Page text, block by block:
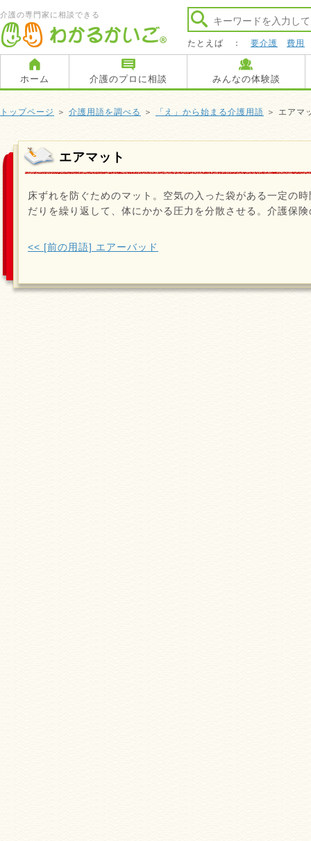
介護の専門家に相談できる
たとえば ： 要介護 費用
ホーム 介護のプロに相談 みんなの体験談
トップページ ＞ 介護用語を調べる ＞ 「え」から始まる介護用語 ＞ エアマ
エアマット
床ずれを防ぐためのマット。空気の入った袋がある一定の
だりを繰り返して、体にかかる圧力を分散させる。介護保
<< [前の用語] エアーバッド